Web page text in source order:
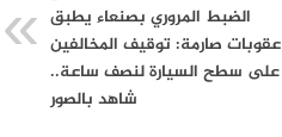
الضبط المروري بصنعاء يطبق
عقوبات صارمة: توقيف المخالفين
على سطح السيارة لنصف ساعة..
شاهد بالصور